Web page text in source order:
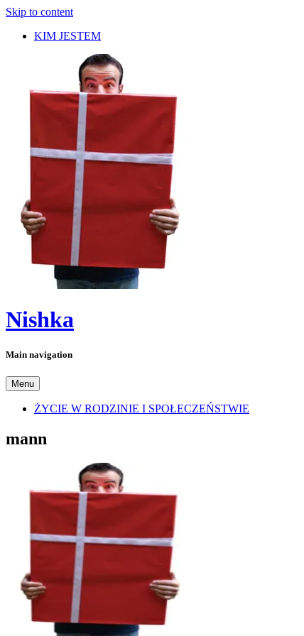
Skip to content
KIM JESTEM
Nishka
Main navigation
Menu
ŻYCIE W RODZINIE I SPOŁECZEŃSTWIE
mann